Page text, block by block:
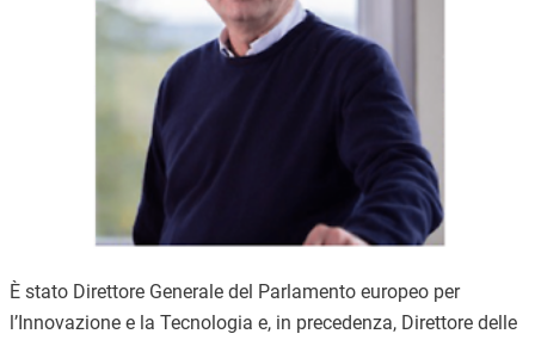
È stato Direttore Generale del Parlamento europeo per
l’Innovazione e la Tecnologia e, in precedenza, Direttore delle